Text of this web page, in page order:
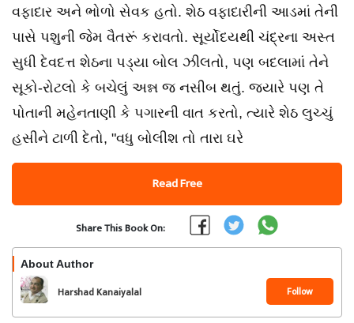
વફાદાર અને ભોળો સેવક હતો. શેઠ વફાદારીની આડમાં તેની
પાસે પશુની જેમ વૈતરૂં કરાવતો. સૂર્યોદયથી ચંદ્રના અસ્ત
સુધી દેવદત્ત શેઠના પડ્યા બોલ ઝીલતો, પણ બદલામાં તેને
સૂકો-રોટલો કે બચેલું અન્ન જ નસીબ થતું. જ્યારે પણ તે
પોતાની મહેનતાણી કે પગારની વાત કરતો, ત્યારે શેઠ લુચ્ચું
હસીને ટાળી દેતો, "વધુ બોલીશ તો તારા ઘરે
Read Free
Share This Book On:
About Author
Harshad Kanaiyalal
Ashodiya
Follow